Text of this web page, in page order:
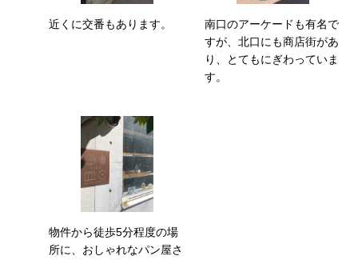
近くに交番もあります。
南口のアーケードも有名で
すが、北口にも商店街があ
り、とてもにぎわっていま
す。
物件から徒歩5分程度の場
所に、おしゃれなパン屋さ